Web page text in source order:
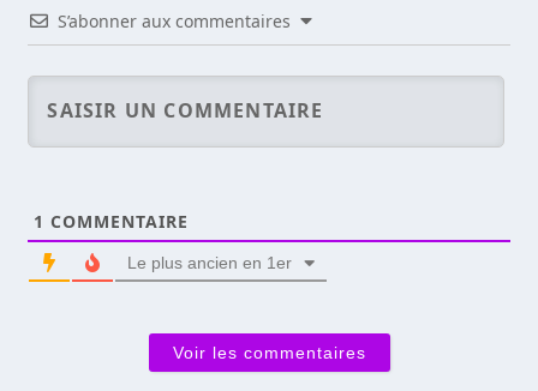
S’abonner aux commentaires
1 COMMENTAIRE
Le plus ancien en 1er
Voir les commentaires